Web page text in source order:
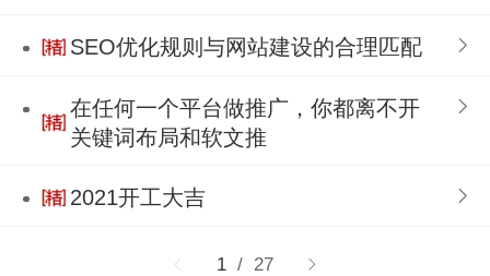
SEO优化规则与网站建设的合理匹配
在任何一个平台做推广，你都离不开
关键词布局和软文推
2021开工大吉
1 / 27